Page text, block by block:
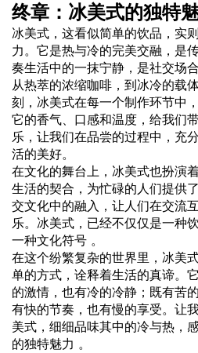
终章：冰美式的独特
冰美式，这看似简单的饮品，实
力。它是热与冷的完美交融，是
奏生活中的一抹宁静，是社交场
从热萃的浓缩咖啡，到冰冷的载
刻，冰美式在每一个制作环节中
它的香气、口感和温度，给我们
乐，让我们在品尝的过程中，充
活的美好。
在文化的舞台上，冰美式也扮演
生活的契合，为忙碌的人们提供
交文化中的融入，让人们在交流
乐。冰美式，已经不仅仅是一种
一种文化符号 。
在这个纷繁复杂的世界里，冰美
单的方式，诠释着生活的真谛。
的激情，也有冷的冷静；既有苦
有快的节奏，也有慢的享受。让
美式，细细品味其中的冷与热，
的独特魅力 。